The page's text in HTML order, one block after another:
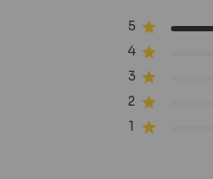
5
4
3
2
1